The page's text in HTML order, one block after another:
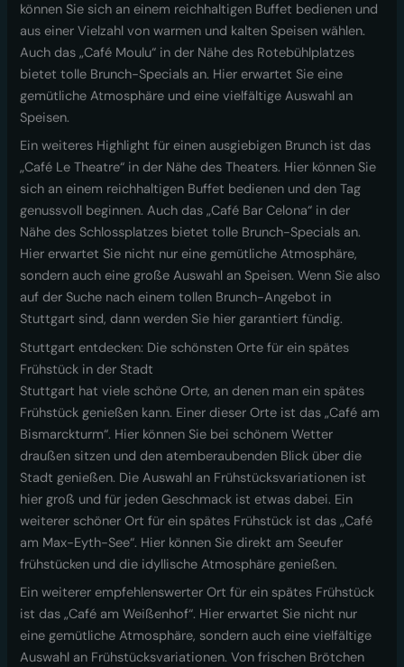
können Sie sich an einem reichhaltigen Buffet bedienen und
aus einer Vielzahl von warmen und kalten Speisen wählen.
Auch das „Café Moulu“ in der Nähe des Rotebühlplatzes
bietet tolle Brunch-Specials an. Hier erwartet Sie eine
gemütliche Atmosphäre und eine vielfältige Auswahl an
Speisen.
Ein weiteres Highlight für einen ausgiebigen Brunch ist das
„Café Le Theatre“ in der Nähe des Theaters. Hier können Sie
sich an einem reichhaltigen Buffet bedienen und den Tag
genussvoll beginnen. Auch das „Café Bar Celona“ in der
Nähe des Schlossplatzes bietet tolle Brunch-Specials an.
Hier erwartet Sie nicht nur eine gemütliche Atmosphäre,
sondern auch eine große Auswahl an Speisen. Wenn Sie also
auf der Suche nach einem tollen Brunch-Angebot in
Stuttgart sind, dann werden Sie hier garantiert fündig.
Stuttgart entdecken: Die schönsten Orte für ein spätes
Frühstück in der Stadt
Stuttgart hat viele schöne Orte, an denen man ein spätes
Frühstück genießen kann. Einer dieser Orte ist das „Café am
Bismarckturm“. Hier können Sie bei schönem Wetter
draußen sitzen und den atemberaubenden Blick über die
Stadt genießen. Die Auswahl an Frühstücksvariationen ist
hier groß und für jeden Geschmack ist etwas dabei. Ein
weiterer schöner Ort für ein spätes Frühstück ist das „Café
am Max-Eyth-See“. Hier können Sie direkt am Seeufer
frühstücken und die idyllische Atmosphäre genießen.
Ein weiterer empfehlenswerter Ort für ein spätes Frühstück
ist das „Café am Weißenhof“. Hier erwartet Sie nicht nur
eine gemütliche Atmosphäre, sondern auch eine vielfältige
Auswahl an Frühstücksvariationen. Von frischen Brötchen